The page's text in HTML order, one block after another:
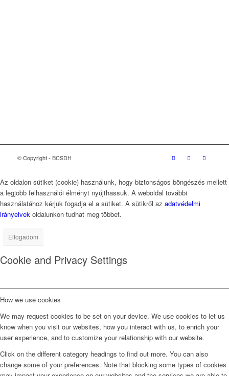
© Copyright - BCSDH
Az oldalon sütiket (cookie) használunk, hogy biztonságos böngészés mellett
a legjobb felhasználói élményt nyújthassuk. A weboldal további
használatához kérjük fogadja el a sütiket. A sütikről az adatvédelmi
irányelvek oldalunkon tudhat meg többet.
Elfogadom
Cookie and Privacy Settings
How we use cookies
We may request cookies to be set on your device. We use cookies to let us
know when you visit our websites, how you interact with us, to enrich your
user experience, and to customize your relationship with our website.
Click on the different category headings to find out more. You can also
change some of your preferences. Note that blocking some types of cookies